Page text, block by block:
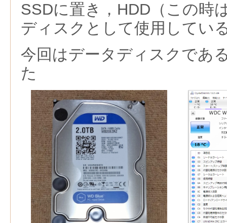
SSDに置き，HDD（この時
ディスクとして使用してい
今回はデータディスクであ
た